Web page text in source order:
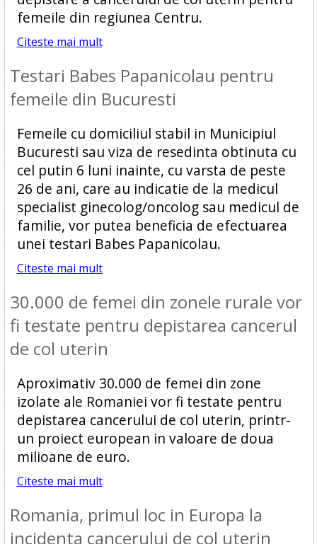
femeile din regiunea Centru.
Citeste mai mult
Testari Babes Papanicolau pentru
femeile din Bucuresti
Femeile cu domiciliul stabil in Municipiul
Bucuresti sau viza de resedinta obtinuta cu
cel putin 6 luni inainte, cu varsta de peste
26 de ani, care au indicatie de la medicul
specialist ginecolog/oncolog sau medicul de
familie, vor putea beneficia de efectuarea
unei testari Babes Papanicolau.
Citeste mai mult
30.000 de femei din zonele rurale vor
fi testate pentru depistarea cancerul
de col uterin
Aproximativ 30.000 de femei din zone
izolate ale Romaniei vor fi testate pentru
depistarea cancerului de col uterin, printr-
un proiect european in valoare de doua
milioane de euro.
Citeste mai mult
Romania, primul loc in Europa la
incidenta cancerului de col uterin